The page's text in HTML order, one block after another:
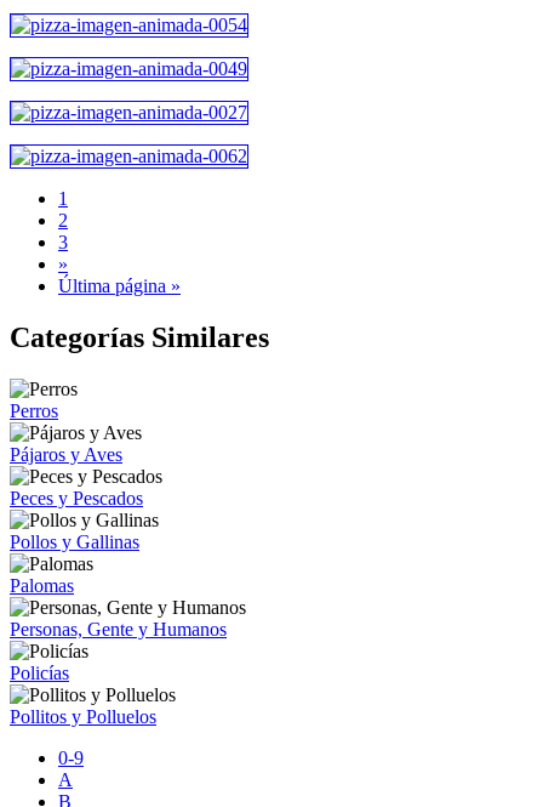
1
2
3
»
Última página »
Categorías Similares
Perros
Pájaros y Aves
Peces y Pescados
Pollos y Gallinas
Palomas
Personas, Gente y Humanos
Policías
Pollitos y Polluelos
0-9
A
B